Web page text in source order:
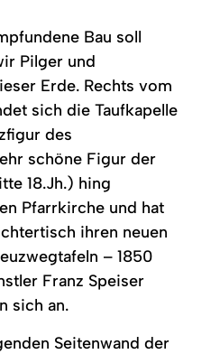
Bau soll
Pilger und
Erde. Rechts vom
sich die Taufkapelle
des
schöne Figur der
18.Jh.) hing
Pfarrkirche und hat
ihren neuen
– 1850
Franz Speiser
sich an.
Seitenwand der